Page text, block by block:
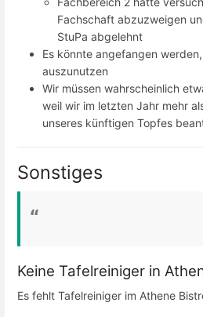
Fachschaft abzuzweigen
StuPa abgelehnt
Es könnte angefangen
auszunutzen
Wir müssen wahrscheinlich
weil wir im letzten Jahr mehr
unseres künftigen Topfes
Sonstiges
Keine Tafelreiniger in
Es fehlt Tafelreiniger im Athene